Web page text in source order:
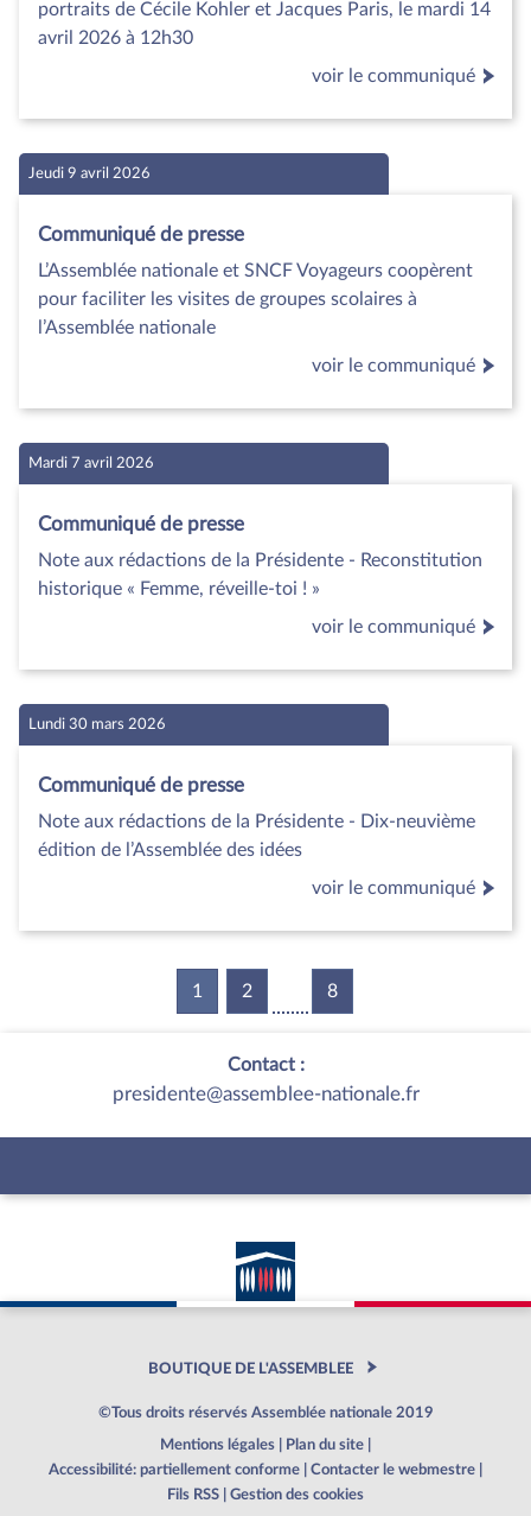
portraits de Cécile Kohler et Jacques Paris, le mardi 14
avril 2026 à 12h30
voir le communiqué
Jeudi 9 avril 2026
Communiqué de presse
L’Assemblée nationale et SNCF Voyageurs coopèrent
pour faciliter les visites de groupes scolaires à
l’Assemblée nationale
voir le communiqué
Mardi 7 avril 2026
Communiqué de presse
Note aux rédactions de la Présidente - Reconstitution
historique « Femme, réveille-toi ! »
voir le communiqué
Lundi 30 mars 2026
Communiqué de presse
Note aux rédactions de la Présidente - Dix-neuvième
édition de l’Assemblée des idées
voir le communiqué
1 (current)
2 8
Contact :
presidente@assemblee-nationale.fr
BOUTIQUE DE L'ASSEMBLEE
©Tous droits réservés Assemblée nationale 2019
Mentions légales Plan du site
Accessibilité: partiellement conforme
Contacter le webmestre
Fils RSS
Gestion des cookies